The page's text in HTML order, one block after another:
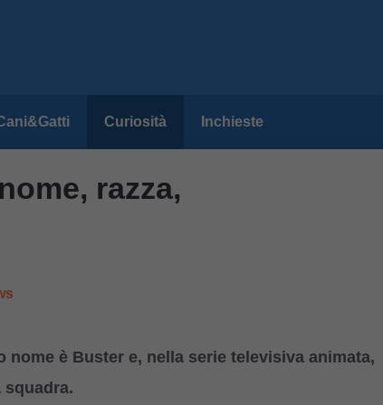
Curiosità Inchieste
razza,
è Buster e, nella serie televisiva animata,
squadra.